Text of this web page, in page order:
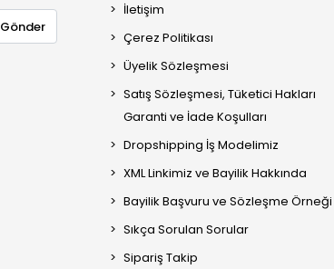
Gönder
İletişim
Çerez Politikası
Üyelik Sözleşmesi
Satış Sözleşmesi, Tüketici Hakları
Garanti ve İade Koşulları
Dropshipping İş Modelimiz
XML Linkimiz ve Bayilik Hakkında
Bayilik Başvuru ve Sözleşme Örneği
Sıkça Sorulan Sorular
Sipariş Takip